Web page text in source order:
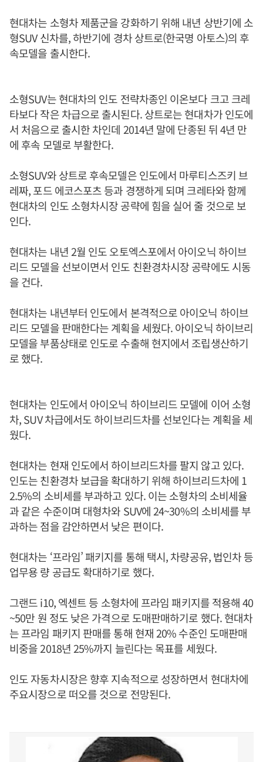
현대차는 소형차 제품군을 강화하기 위해 내년 상반기에 소
형SUV 신차를, 하반기에 경차 상트로(한국명 아토스)의 후
속모델을 출시한다.
소형SUV는 현대차의 인도 전략차종인 이온보다 크고 크레
타보다 작은 차급으로 출시된다. 상트로는 현대차가 인도에
서 처음으로 출시한 차인데 2014년 말에 단종된 뒤 4년 만
에 후속 모델로 부활한다.
소형SUV와 상트로 후속모델은 인도에서 마루티스즈키 브
레짜, 포드 에코스포츠 등과 경쟁하게 되며 크레타와 함께
현대차의 인도 소형차시장 공략에 힘을 실어 줄 것으로 보
인다.
현대차는 내년 2월 인도 오토엑스포에서 아이오닉 하이브
리드 모델을 선보이면서 인도 친환경차시장 공략에도 시동
을 건다.
현대차는 내년부터 인도에서 본격적으로 아이오닉 하이브
리드 모델을 판매한다는 계획을 세웠다. 아이오닉 하이브리
모델을 부품상태로 인도로 수출해 현지에서 조립생산하기
로 했다.
현대차는 인도에서 아이오닉 하이브리드 모델에 이어 소형
차, SUV 차급에서도 하이브리드차를 선보인다는 계획을 세
웠다.
현대차는 현재 인도에서 하이브리드차를 팔지 않고 있다.
인도는 친환경차 보급을 확대하기 위해 하이브리드차에 1
2.5%의 소비세를 부과하고 있다. 이는 소형차의 소비세율
과 같은 수준이며 대형차와 SUV에 24~30%의 소비세를 부
과하는 점을 감안하면서 낮은 편이다.
현대차는 ‘프라임’ 패키지를 통해 택시, 차량공유, 법인차 등
업무용 량 공급도 확대하기로 했다.
그랜드 i10, 엑센트 등 소형차에 프라임 패키지를 적용해 40
~50만 원 정도 낮은 가격으로 도매판매하기로 했다. 현대차
는 프라임 패키지 판매를 통해 현재 20% 수준인 도매판매
비중을 2018년 25%까지 늘린다는 목표를 세웠다.
인도 자동차시장은 향후 지속적으로 성장하면서 현대차에
주요시장으로 떠오를 것으로 전망된다.